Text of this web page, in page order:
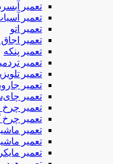
تعمیر
تعمیر
تعمیر اتو
تعمیر اجاق
تعمیر پنکه
تعمیر
تعمیر
تعمیر
تعمیر
تعمیر
تعمیر
تعمیر
تعمیر
تعمیر